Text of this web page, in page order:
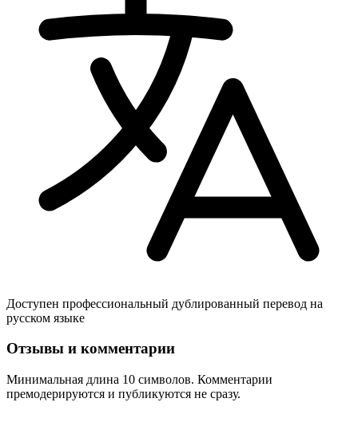
Доступен профессиональный дублированный перевод на
русском языке
Отзывы и комментарии
Минимальная длина 10 символов. Комментарии
премодерируются и публикуются не сразу.